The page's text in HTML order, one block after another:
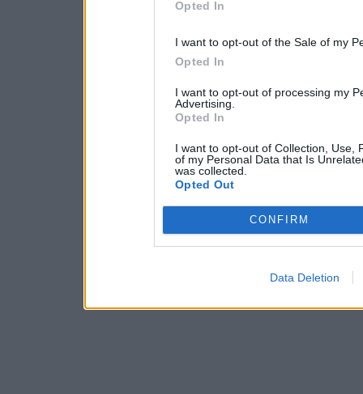
Opted In
I want to opt-out of the Sale of my
Opted In
I want to opt-out of processing my
Advertising.
Opted In
I want to opt-out of Collection, Use,
of my Personal Data that Is
was collected.
Opted Out
CONFIRM
Data Deletion